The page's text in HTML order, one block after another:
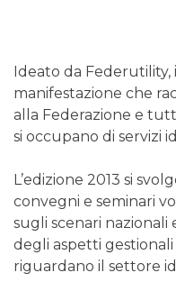
Ideato da Federutility,
manifestazione che
alla Federazione e
si occupano di servizi
L’edizione 2013 si
convegni e seminari
sugli scenari nazionali
degli aspetti
riguardano il settore